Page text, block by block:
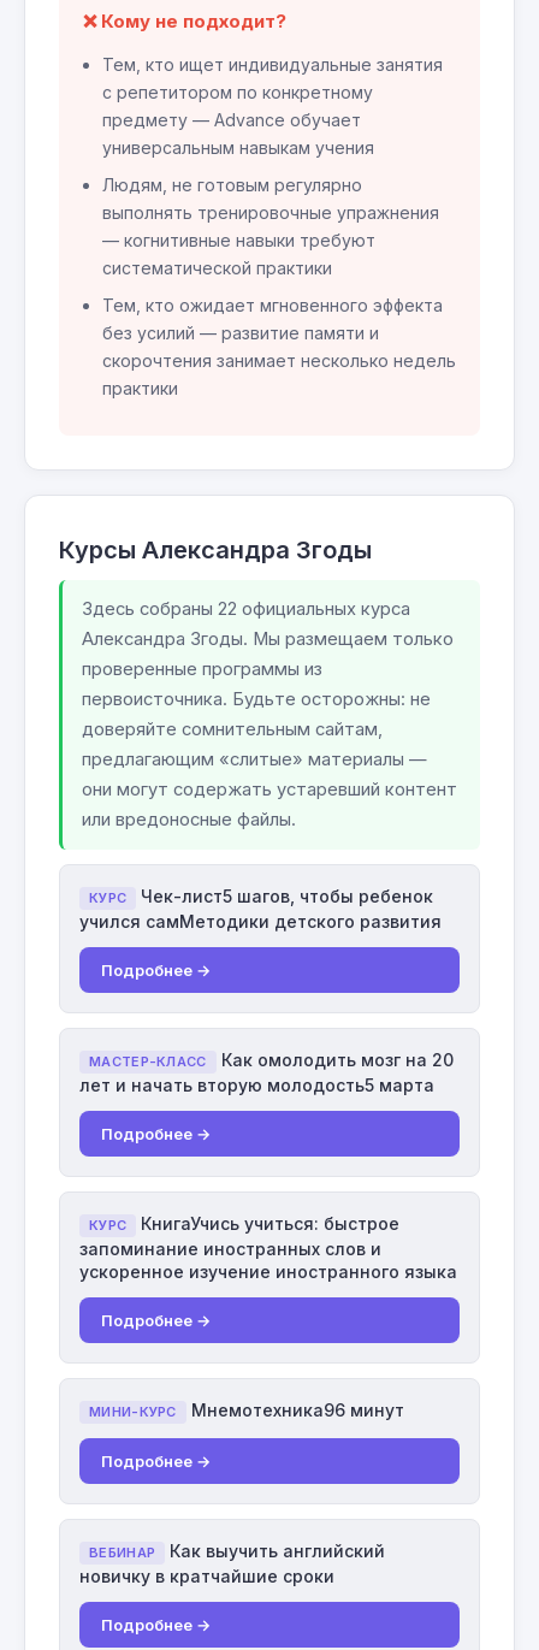
❌ Кому не подходит?
Тем, кто ищет индивидуальные занятия
с репетитором по конкретному
предмету — Advance обучает
универсальным навыкам учения
Людям, не готовым регулярно
выполнять тренировочные упражнения
— когнитивные навыки требуют
систематической практики
Тем, кто ожидает мгновенного эффекта
без усилий — развитие памяти и
скорочтения занимает несколько недель
практики
Курсы Александра Згоды
Здесь собраны 22 официальных курса
Александра Згоды. Мы размещаем только
проверенные программы из
первоисточника. Будьте осторожны: не
доверяйте сомнительным сайтам,
предлагающим «слитые» материалы —
они могут содержать устаревший контент
или вредоносные файлы.
КУРС
Чек-лист5 шагов, чтобы ребенок
учился самМетодики детского развития
Подробнее →
МАСТЕР-КЛАСС
Как омолодить мозг на 20
лет и начать вторую молодость5 марта
Подробнее →
КУРС
КнигаУчись учиться: быстрое
запоминание иностранных слов и
ускоренное изучение иностранного языка
Подробнее →
МИНИ-КУРС Мнемотехника96 минут
Подробнее →
ВЕБИНАР
Как выучить английский
новичку в кратчайшие сроки
Подробнее →